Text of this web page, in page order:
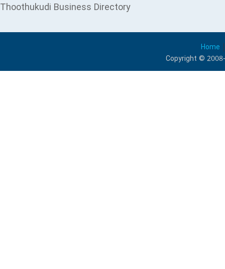
Thoothukudi Business Directory
Home
Copyright ©